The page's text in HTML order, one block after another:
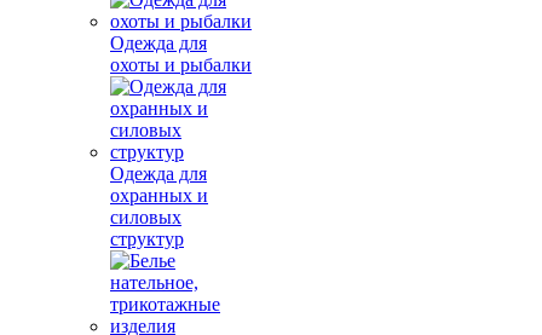
Одежда для
охоты и рыбалки
Одежда для
охранных и
силовых
структур